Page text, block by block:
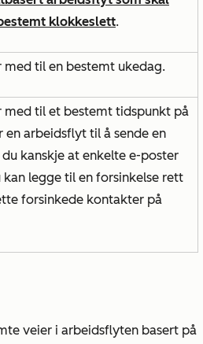
klokkeslett.
til en bestemt ukedag.
med til et bestemt tidspunkt på
en arbeidsflyt til å sende en
kanskje at enkelte e-poster
kan legge til en forsinkelse rett
forsinkede kontakter på
veier i arbeidsflyten basert på